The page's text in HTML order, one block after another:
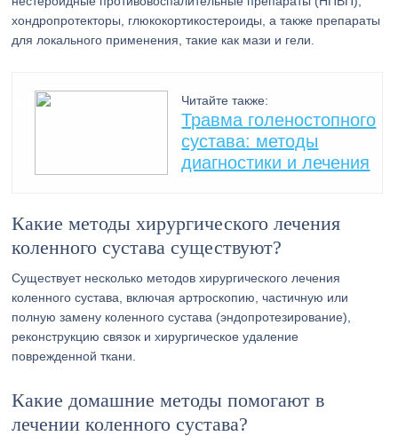
хондропротекторы, глюкокортикостероиды, а также препараты
для локального применения, такие как мази и гели.
Читайте также:
Травма голеностопного
сустава: методы
диагностики и лечения
Какие методы хирургического лечения
коленного сустава существуют?
Существует несколько методов хирургического лечения
коленного сустава, включая артроскопию, частичную или
полную замену коленного сустава (эндопротезирование),
реконструкцию связок и хирургическое удаление
поврежденной ткани.
Какие домашние методы помогают в
лечении коленного сустава?